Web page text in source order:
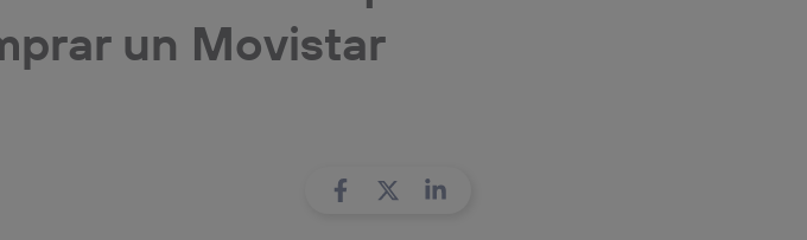
un Movistar
tecnología recibirá el mismo identificador.
(p. ej., Wi-Fi), el marketing o análisis se
“Administrar Utiq” en la parte